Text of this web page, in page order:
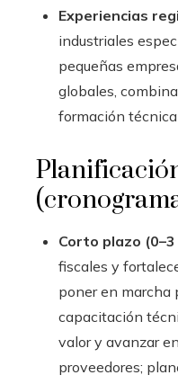
Experiencias
industriales
pequeñas
globales,
formación
Corto plazo
fiscales y
poner en marcha
capacitación
valor y avanzar
proveedores;